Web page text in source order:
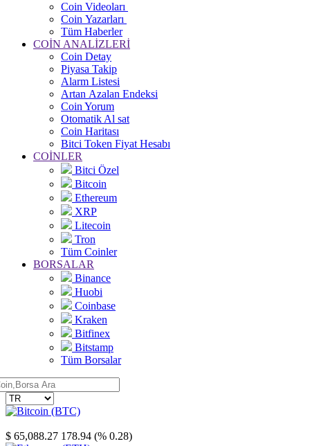
Coin Videoları
Coin Yazarları
Tüm Haberler
COİN ANALİZLERİ
Coin Detay
Piyasa Takip
Alarm Listesi
Artan Azalan Endeksi
Coin Yorum
Otomatik Al sat
Coin Haritası
Bitci Token Fiyat Hesabı
COİNLER
Bitci Özel
Bitcoin
Ethereum
XRP
Litecoin
Tron
Tüm Coinler
BORSALAR
Binance
Huobi
Coinbase
Kraken
Bitfinex
Bitstamp
Tüm Borsalar
$ 65,088.27 178.94 (% 0.28)